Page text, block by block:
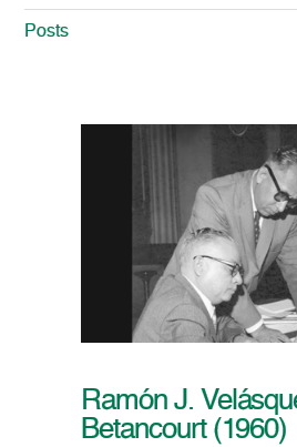
Posts
Ramón J.
Betancourt (1960)